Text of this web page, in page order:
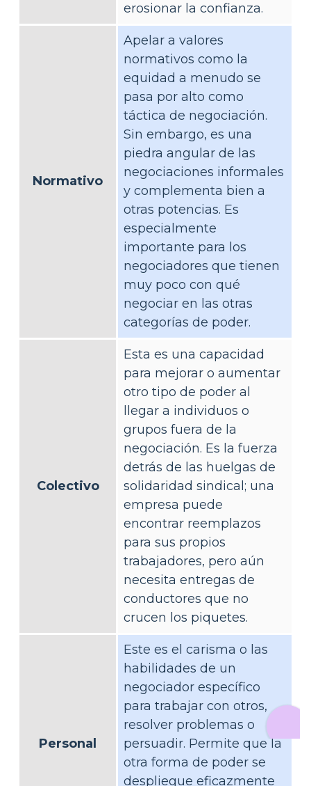
erosionar la confianza.
Normativo
Apelar a valores
normativos como la
equidad a menudo se
pasa por alto como
táctica de negociación.
Sin embargo, es una
piedra angular de las
negociaciones informales
y complementa bien a
otras potencias. Es
especialmente
importante para los
negociadores que tienen
muy poco con qué
negociar en las otras
categorías de poder.
Colectivo
Esta es una capacidad
para mejorar o aumentar
otro tipo de poder al
llegar a individuos o
grupos fuera de la
negociación. Es la fuerza
detrás de las huelgas de
solidaridad sindical; una
empresa puede
encontrar reemplazos
para sus propios
trabajadores, pero aún
necesita entregas de
conductores que no
crucen los piquetes.
Personal
Este es el carisma o las
habilidades de un
negociador específico
para trabajar con otros,
resolver problemas o
persuadir. Permite que la
otra forma de poder se
despliegue eficazmente